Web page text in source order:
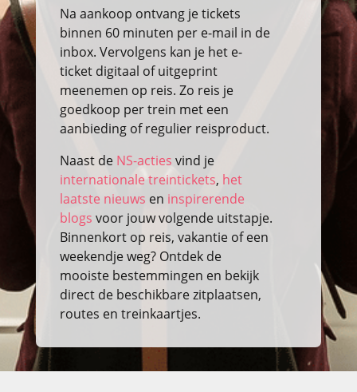
Na aankoop ontvang je tickets
binnen 60 minuten per e-mail in de
inbox. Vervolgens kan je het e-
ticket digitaal of uitgeprint
meenemen op reis. Zo reis je
goedkoop per trein met een
aanbieding of regulier reisproduct.
Naast de NS-acties vind je
internationale treintickets, het
laatste nieuws en inspirerende
blogs voor jouw volgende uitstapje.
Binnenkort op reis, vakantie of een
weekendje weg? Ontdek de
mooiste bestemmingen en bekijk
direct de beschikbare zitplaatsen,
routes en treinkaartjes.